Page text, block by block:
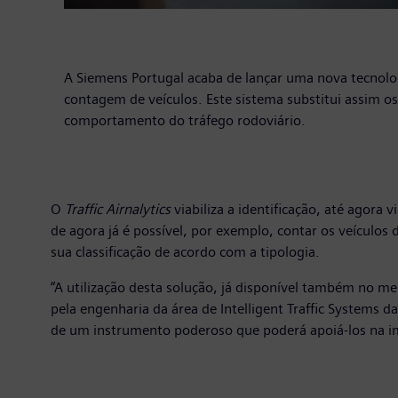
A Siemens Portugal acaba de lançar uma nova
contagem de veículos. Este sistema substitui assim
comportamento do tráfego rodoviário.
O Traffic Airnalyticsviabiliza a identificação, até agora
de agora já é possível, por exemplo, contar os
sua classificação de acordo com a tipologia.
“A utilização desta solução, já disponível também no
pela engenharia da área de Intelligent Traffic Systems
de um instrumento poderoso que poderá apoiá-los na